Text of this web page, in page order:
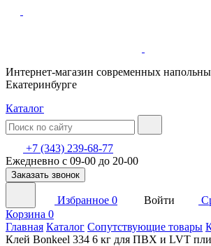
Интернет-магазин современных
Екатеринбурге
Каталог
+7 (343) 239-68-77
Ежедневно с 09-00 до 20-00
Заказать звонок
Избранное 0 Войти
Корзина 0
Главная Каталог Сопутствующие товары
Клей Bonkeel 334 6 кг для ПВХ и LVT